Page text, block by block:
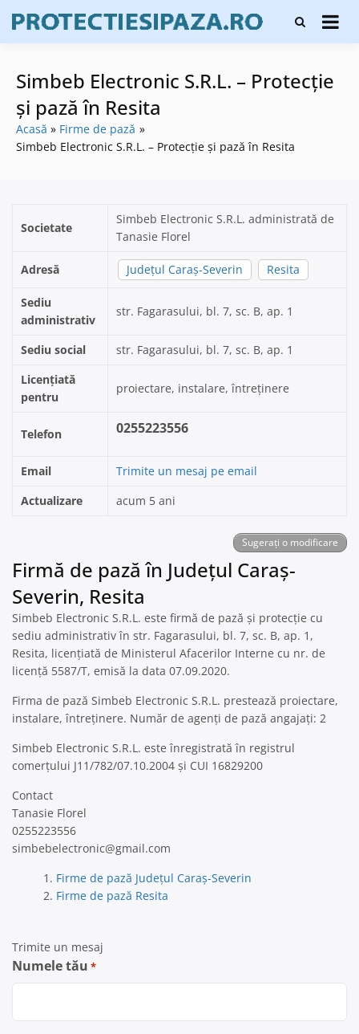
content
Firme de
protecție și
sisteme de
alarmare și
Simbeb Electronic S.R.L. – Protecție
și pază în Resita
Acasă
Firme de pază
Simbeb Electronic S.R.L. – Protecție și pază în Resita
Societate
Simbeb Electronic S.R.L. administrată de
Tanasie Florel
Adresă Județul Caraș-Severin Resita
Sediu
administrativ
str. Fagarasului, bl. 7, sc. B, ap. 1
Sediu social
str. Fagarasului, bl. 7, sc. B, ap. 1
Licențiată
pentru
proiectare, instalare, întreținere
Telefon 0255223556
Email
Trimite un mesaj pe email
Actualizare
acum 5 ani
Sugerați o modificare
Firmă de pază în Județul Caraș-
Severin, Resita
Simbeb Electronic S.R.L. este firmă de pază și protecție cu
sediu administrativ în str. Fagarasului, bl. 7, sc. B, ap. 1,
Resita, licențiată de Ministerul Afacerilor Interne cu nr. de
licență 5587/T, emisă la data 07.09.2020.
Firma de pază Simbeb Electronic S.R.L. prestează proiectare,
instalare, întreținere. Număr de agenți de pază angajați: 2
Simbeb Electronic S.R.L. este înregistrată în registrul
comerțului J11/782/07.10.2004 și CUI 16829200
Contact
Tanasie Florel
0255223556
simbebelectronic@gmail.com
Firme de pază Județul Caraș-Severin
Firme de pază Resita
Trimite un mesaj
Numele tău *